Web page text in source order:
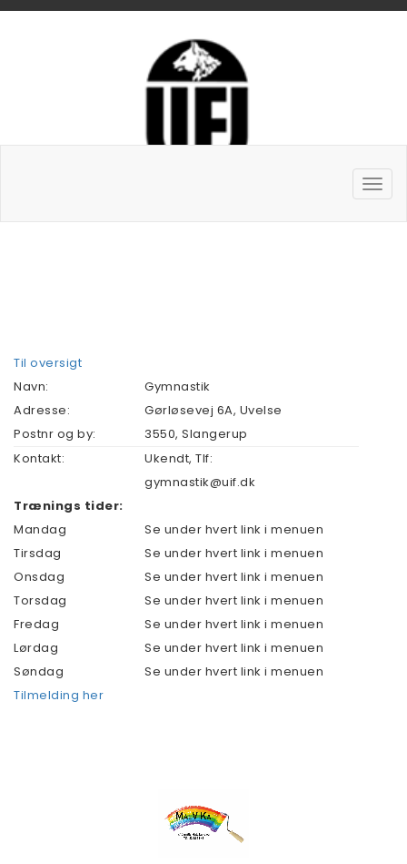
Til oversigt
Navn:
Gymnastik
Adresse:
Gørløsevej 6A, Uvelse
Postnr og by:
3550, Slangerup
Kontakt:
Ukendt, Tlf:
gymnastik@uif.dk
Trænings tider:
Mandag
Se under hvert link i menuen
Tirsdag
Se under hvert link i menuen
Onsdag
Se under hvert link i menuen
Torsdag
Se under hvert link i menuen
Fredag
Se under hvert link i menuen
Lørdag
Se under hvert link i menuen
Søndag
Se under hvert link i menuen
Tilmelding her